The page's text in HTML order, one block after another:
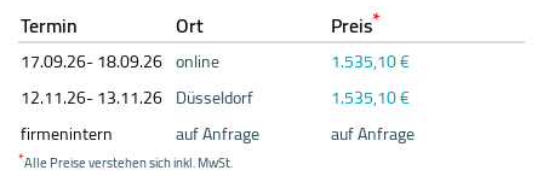
Termin Ort Preis*
17.09.26- 18.09.26 online
1.535,10 €
12.11.26- 13.11.26 Düsseldorf
1.535,10 €
firmenintern
auf Anfrage auf Anfrage
*Alle Preise verstehen sich inkl. MwSt.